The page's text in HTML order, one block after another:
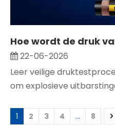
22-06-2026
Leer veilige
om explosieve
1 2 3 4 ... 8